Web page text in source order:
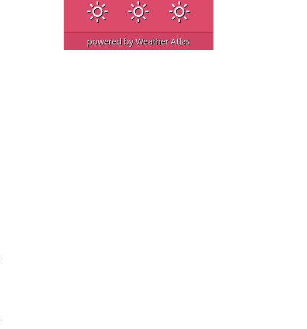
powered byWeather Atlas